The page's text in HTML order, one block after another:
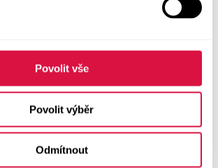
Povolit vše
Povolit výběr
Odmítnout